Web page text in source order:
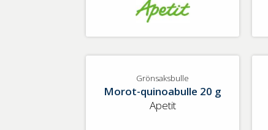
Grönsaksbulle
Morot-quinoabulle 20 g
Apetit